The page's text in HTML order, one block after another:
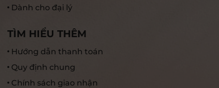
Dành cho đại lý
TÌM HIỂU THÊM
Hướng dẫn thanh toán
Quy định chung
Chính sách giao nhận